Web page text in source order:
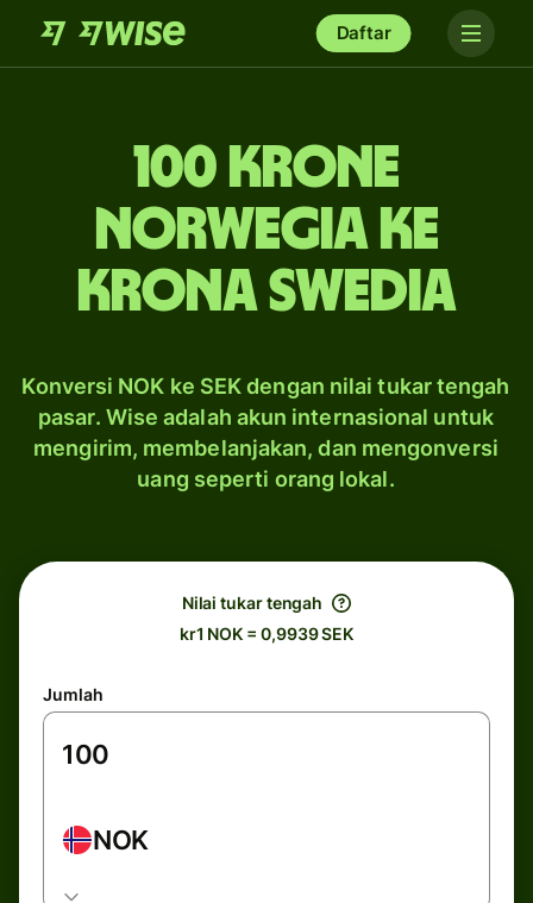
Daftar
100 krone
Norwegia ke
krona Swedia
Konversi NOK ke SEK dengan nilai tukar tengah
pasar. Wise adalah akun internasional untuk
mengirim, membelanjakan, dan mengonversi
uang seperti orang lokal.
Nilai tukar tengah
kr1 NOK = 0,9939 SEK
Jumlah
NOK